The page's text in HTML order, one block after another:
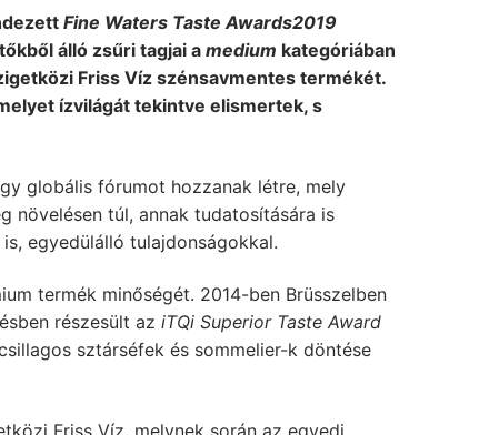
Fine Waters Taste Awards2019
álló zsűri tagjai a medium kategóriában
Friss Víz szénsavmentes termékét.
ízvilágát tekintve elismertek, s
globális fórumot hozzanak létre, mely
növelésen túl, annak tudatosítására is
egyedülálló tulajdonságokkal.
termék minőségét. 2014-ben Brüsszelben
részesült az iTQi Superior Taste Award
sztárséfek és sommelier-k döntése